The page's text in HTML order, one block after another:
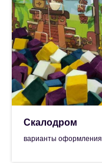
Скалодром
варианты оформления